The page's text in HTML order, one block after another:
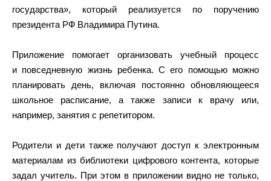
государства», который реализуется по поручению
президента РФ Владимира Путина.
Приложение помогает организовать учебный процесс
и повседневную жизнь ребенка. С его помощью можно
планировать день, включая постоянно обновляющееся
школьное расписание, а также записи к врачу или,
например, занятия с репетитором.
Родители и дети также получают доступ к электронным
материалам из библиотеки цифрового контента, которые
задал учитель. При этом в приложении видно не только,